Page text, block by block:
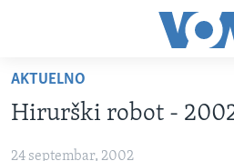
glavni
sadržaj
na
NASLOVNA
AKTUELNO
Hirurški robot -
24 septembar, 2002